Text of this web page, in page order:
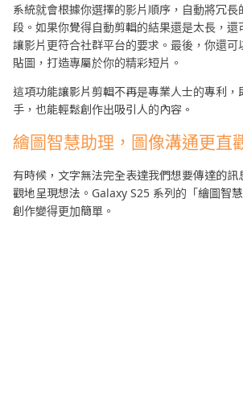
系統就會根據你選擇的影片順序，自動將冗長
段。如果你覺得自動剪輯的結果還是太長，還
讓影片更符合社群平台的要求。最後，你還可
貼圖，打造專屬於你的精彩短片。
這項功能讓影片剪輯不再是專業人士的專利，
手，也能輕鬆創作出吸引人的內容。
繪圖智慧助理，圖像溝通更直
有時候，文字無法完全表達我們想要傳達的訊
觀地呈現想法。Galaxy S25 系列的「繪圖智
創作變得更加簡單。